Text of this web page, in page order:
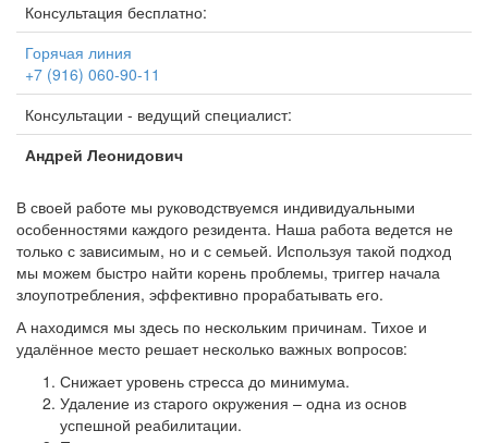
Консультация бесплатно:
Горячая линия
+7 (916) 060-90-11
Консультации - ведущий специалист:
Андрей Леонидович
В своей работе мы руководствуемся индивидуальными
особенностями каждого резидента. Наша работа ведется не
только с зависимым, но и с семьей. Используя такой подход
мы можем быстро найти корень проблемы, триггер начала
злоупотребления, эффективно прорабатывать его.
А находимся мы здесь по нескольким причинам. Тихое и
удалённое место решает несколько важных вопросов:
Снижает уровень стресса до минимума.
Удаление из старого окружения – одна из основ
успешной реабилитации.